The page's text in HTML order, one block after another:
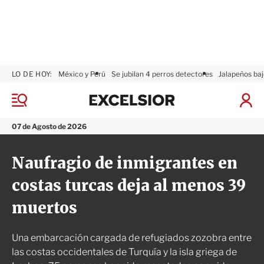
M
n
ú
07 de Agosto de 2026
LO DE HOY: México y Perú Se jubilan 4 perros detectores Jalapeños
I
n
x
l
i
o
r
Naufragio de inmigrantes en
costas turcas deja al menos 39
muertos
Una embarcación cargada de refugiados zozobra entre
las costas occidentales de Turquía y la isla griega de